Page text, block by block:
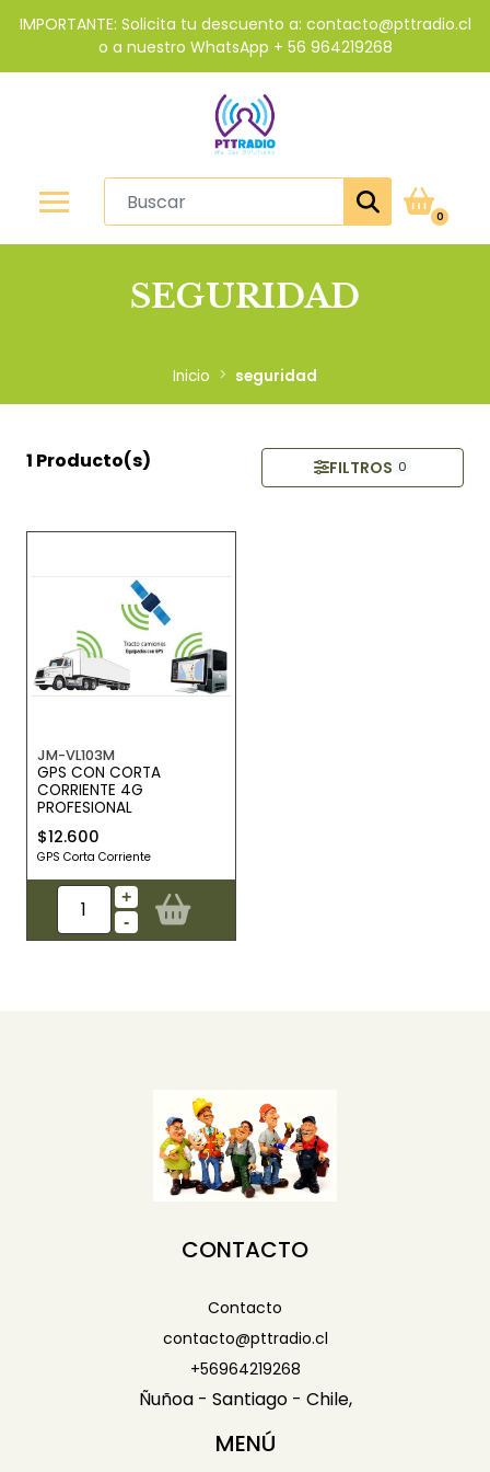
IMPORTANTE: Solicita tu descuento a: contacto@pttradio.cl
o a nuestro WhatsApp + 56 964219268
0
SEGURIDAD
Inicio seguridad
1 Producto(s) FILTROS 0
JM-VL103M
GPS CON CORTA
CORRIENTE 4G
PROFESIONAL
$12.600
GPS Corta Corriente
+
-
CONTACTO
Contacto
contacto@pttradio.cl
+56964219268
Ñuñoa - Santiago - Chile,
MENÚ